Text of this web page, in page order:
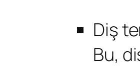
Diş
Bu,